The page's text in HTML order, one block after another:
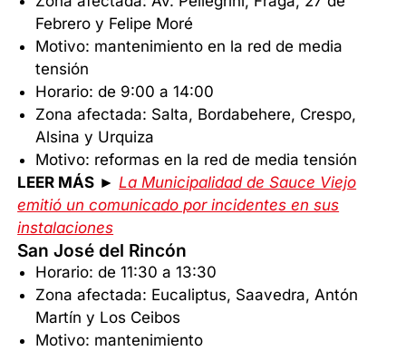
Febrero y Felipe Moré
Motivo: mantenimiento en la red de media
tensión
Horario: de 9:00 a 14:00
Zona afectada: Salta, Bordabehere, Crespo,
Alsina y Urquiza
Motivo: reformas en la red de media tensión
LEER MÁS ►La Municipalidad de Sauce Viejo
emitió un comunicado por incidentes en sus
instalaciones
San José del Rincón
Horario: de 11:30 a 13:30
Zona afectada: Eucaliptus, Saavedra, Antón
Martín y Los Ceibos
Motivo: mantenimiento